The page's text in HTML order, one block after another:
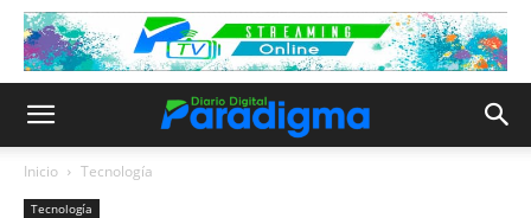
Inicio Tecnología
Tecnología